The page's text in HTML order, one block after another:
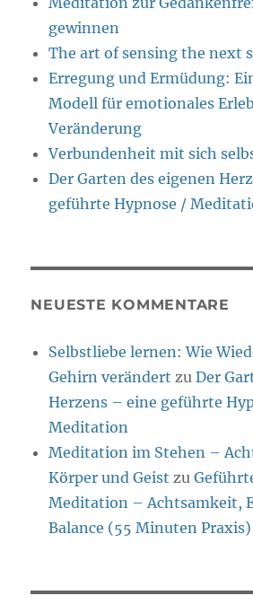
gewinnen
The art of sensing the next
Erregung und Ermüdung:
Modell für emotionales
Veränderung
Verbundenheit mit sich
Der Garten des eigenen
geführte Hypnose /
NEUESTE KOMMENTARE
Selbstliebe lernen: Wie
Gehirn verändert zuDer
Herzens – eine geführte
Meditation
Meditation im Stehen –
Körper und Geist zu
Meditation – Achtsamkeit,
Balance (55 Minuten Praxis)